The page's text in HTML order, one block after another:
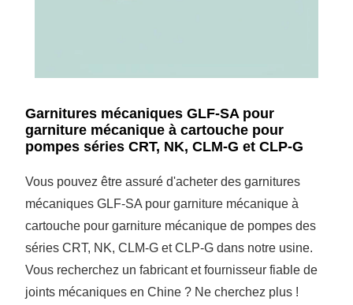
Garnitures mécaniques GLF-SA pour
garniture mécanique à cartouche pour
pompes séries CRT, NK, CLM-G et CLP-G
Vous pouvez être assuré d'acheter des garnitures
mécaniques GLF-SA pour garniture mécanique à
cartouche pour garniture mécanique de pompes des
séries CRT, NK, CLM-G et CLP-G dans notre usine.
Vous recherchez un fabricant et fournisseur fiable de
joints mécaniques en Chine ? Ne cherchez plus !